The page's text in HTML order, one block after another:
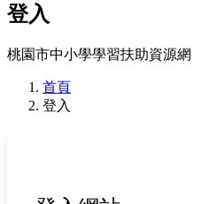
登入
桃園市中小學學習扶助資源網
首頁
登入